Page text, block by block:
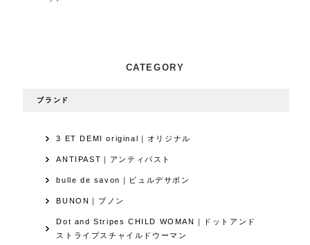
CATEGORY
ブランド
3 ET DEMI original｜オリジナル
ANTIPAST｜アンティパスト
bulle de savon｜ビュルデサボン
BUNON｜ブノン
Dot and Stripes CHILD WOMAN｜ドットアンド
ストライプスチャイルドウーマン